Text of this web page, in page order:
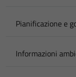
Pianificazione e
Informazioni